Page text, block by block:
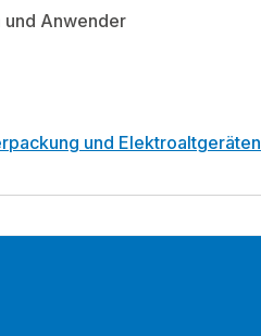
und Anwender
und Elektroaltgeräten